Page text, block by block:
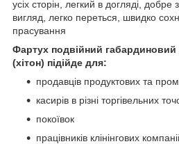
усіх сторін, легкий в догляді,
вигляд, легко переться, швидко
прасування
Фартух подвійний габардиновий
(хітон) підійде для:
продавців продуктових та
касирів в різні торгівельних
покоївок
працівників клінінгових